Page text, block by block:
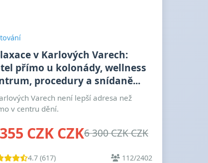
v Karlových Varech:
přímo u kolonády, wellness
procedury a snídaně...
Varech není lepší adresa než
v centru dění.
CZK CZK6 300 CZK CZK
4.7 (617) 112/2402